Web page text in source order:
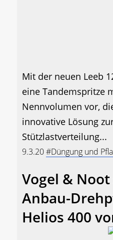
Mit der neuen Leeb
eine Tandemspritze
Nennvolumen vor,
innovative Lösung
Stützlastverteilung...
9.3.20#Düngung und
Vogel &
Anbau-
Helios 400